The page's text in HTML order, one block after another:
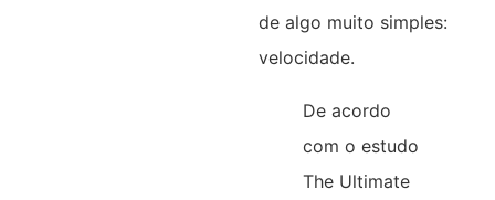
de algo muito simples:
velocidade.
De acordo
com o estudo
The Ultimate